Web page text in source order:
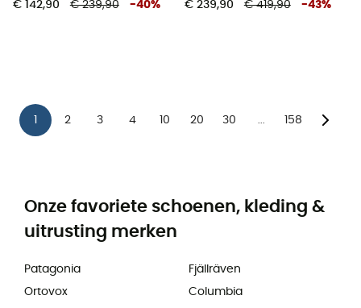
€ 142,90 € 239,90 -40% € 239,90 € 419,90 -43%
2 3 4 10 20 30 158
Onze favoriete schoenen, kleding &
uitrusting merken
Patagonia
Ortovox
Fjällräven
Columbia